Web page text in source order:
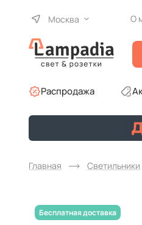
Москва О
Распродажа
Главная Светильники